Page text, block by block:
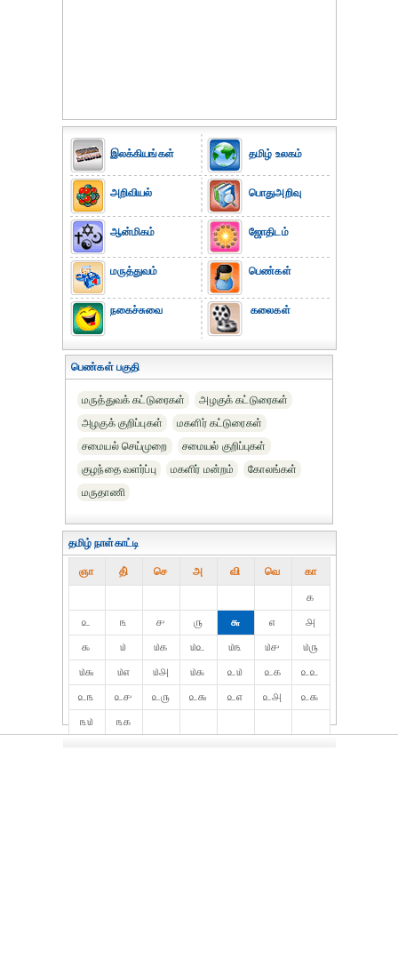
இலக்கியங்கள்
அறிவியல்
ஆன்மிகம்
மருத்துவம்
நகைச்சுவை
தமிழ் உலகம்
பொதுஅறிவு
ஜோதிடம்
பெண்கள்
கலைகள்
பெண்கள் பகுதி
மருத்துவக் கட்டுரைகள்
அழகுக் கட்டுரைகள்
அழகுக் குறிப்புகள்
மகளிர் கட்டுரைகள்
சமையல் செய்முறை
சமையல் குறிப்புகள்
குழந்தை வளர்ப்பு
மகளிர் மன்றம்
கோலங்கள்
மருதாணி
தமிழ் நாள்காட்டி
ஞா தி் செ அ வி வெ கா
௧
௨
௩ ௪ ௫ ௬ ௭
௮
௯
௰ ௰௧ ௰௨ ௰௩ ௰௪
௰௫
௰௬
௰௭ ௰௮ ௰௯ ௨௰ ௨௧
௨௨
௨௩
௨௪ ௨௫ ௨௬ ௨௭ ௨௮
௨௯
௩௰
௩௧